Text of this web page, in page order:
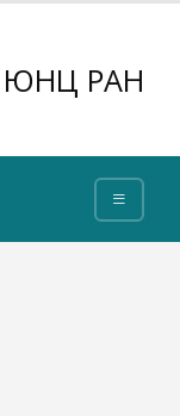
ЮНЦ РАН